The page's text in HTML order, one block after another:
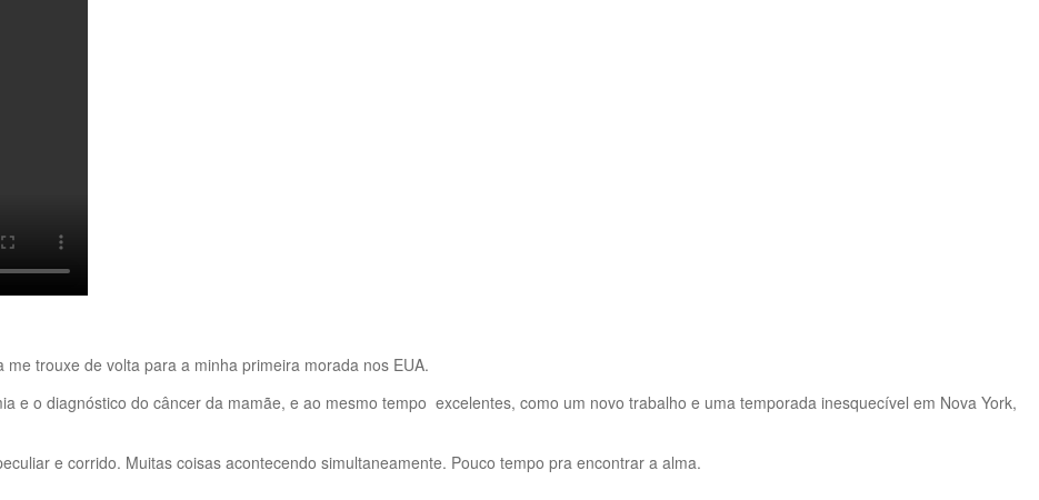
trouxe de volta para a minha primeira morada nos EUA.
e o diagnóstico do câncer da mamãe, e ao mesmo tempo excelentes, como um novo trabalho e uma temporada inesquecível em Nova York,
e corrido. Muitas coisas acontecendo simultaneamente. Pouco tempo pra encontrar a alma.